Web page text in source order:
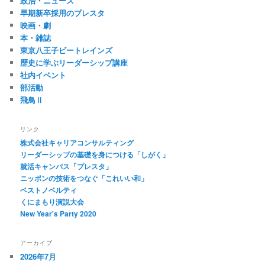
早期新卒採用のプレスタ
映画・劇
本・雑誌
東京八王子ビートレインズ
歴史に学ぶリーダーシップ講座
社内イベント
部活動
飛鳥Ⅱ
リンク
株式会社キャリアコンサルティング
リーダーシップの基礎を身につける「しがく」
就活キャンパス「プレスタ」
ニッポンの技術をつなぐ「これいい和」
ベストノベルティ
くにまもり演説大会
New Year's Party 2020
アーカイブ
2026年7月